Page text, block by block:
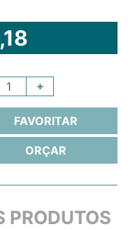
+
FAVORITAR
ORÇAR
PRODUTOS